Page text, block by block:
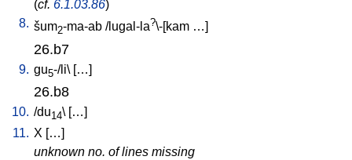
(cf. 6.1.03.86)
8. šum2-ma-ab /lugal-la?\-[kam …]
26.b7
9. gu5-/li\ […]
26.b8
10. /du14\ […]
11. X […]
unknown no. of lines missing